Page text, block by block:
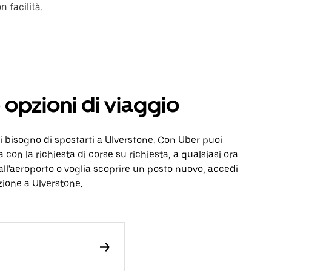
facilità.
di viaggio
di spostarti a Ulverstone. Con Uber puoi
la richiesta di corse su richiesta, a qualsiasi ora
o voglia scoprire un posto nuovo, accedi
a Ulverstone.